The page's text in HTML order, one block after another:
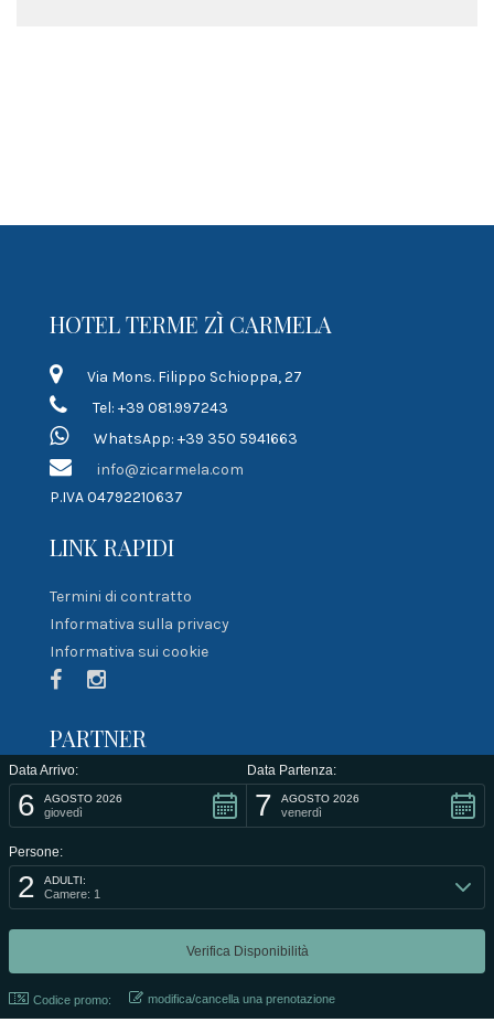
HOTEL TERME ZÌ CARMELA
Via Mons. Filippo Schioppa, 27
Tel: +39 081.997243
WhatsApp: +39 350 5941663
info@zicarmela.com
P.IVA 04792210637
LINK RAPIDI
Termini di contratto
Informativa sulla privacy
Informativa sui cookie
PARTNER
@2021 Developed bySmartlab di Maltese Rosario
Data Arrivo:
6 AGOSTO 2026
giovedì
Data Partenza:
7 AGOSTO 2026
venerdì
Persone:
2 ADULTI:
Camere: 1
Codice promo: modifica/cancella una prenotazione